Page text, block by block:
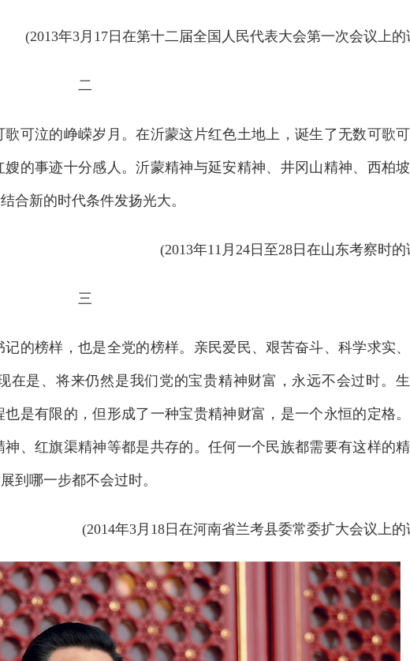
(2013年3月17日在第十二届全国人民代表大会第一次会议上的
二
泣的峥嵘岁月。在沂蒙这片红色土地上，诞生了无数可歌
的事迹十分感人。沂蒙精神与延安精神、井冈山精神、西柏
合新的时代条件发扬光大。
(2013年11月24日至28日在山东考察时
三
榜样，也是全党的榜样。亲民爱民、艰苦奋斗、科学求实
在是、将来仍然是我们党的宝贵精神财富，永远不会过时。
是有限的，但形成了一种宝贵精神财富，是一个永恒的定格
、红旗渠精神等都是共存的。任何一个民族都需要有这样的
到哪一步都不会过时。
(2014年3月18日在河南省兰考县委常委扩大会议上的